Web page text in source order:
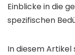
Einblicke in die
spezifischen
In diesem Artikel